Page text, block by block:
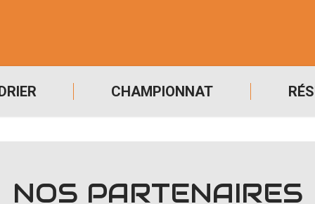
CHAMPIONNAT
NOS PARTENAIRES